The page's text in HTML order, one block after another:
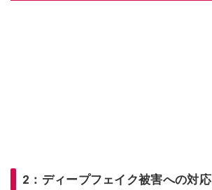
2：ディープフェイク被害への対応